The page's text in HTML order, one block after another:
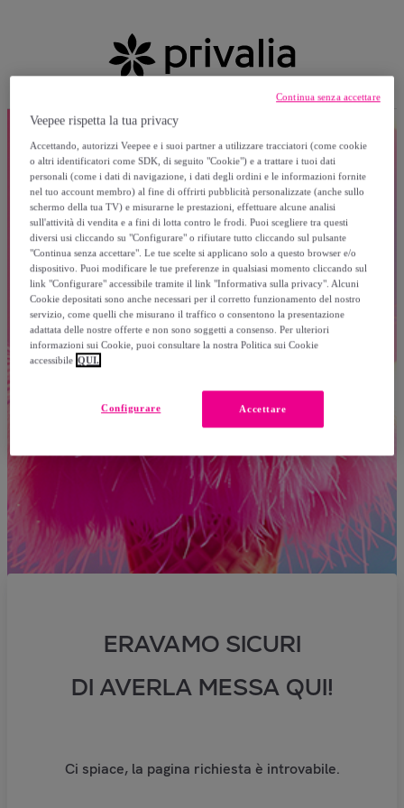
ERAVAMO SICURI
DI AVERLA MESSA QUI!
Ci spiace, la pagina richiesta è introvabile.
Veepee rispetta la tua privacy
Accettando, autorizzi Veepee e i suoi partner a utilizzare tracciatori (come cookie
o altri identificatori come SDK, di seguito "Cookie") e a trattare i tuoi dati
personali (come i dati di navigazione, i dati degli ordini e le informazioni fornite
nel tuo account membro) al fine di offrirti pubblicità personalizzate (anche sullo
schermo della tua TV) e misurarne le prestazioni, effettuare alcune analisi
sull'attività di vendita e a fini di lotta contro le frodi. Puoi scegliere tra questi
diversi usi cliccando su "Configurare" o rifiutare tutto cliccando sul pulsante
"Continua senza accettare". Le tue scelte si applicano solo a questo browser e/o
dispositivo. Puoi modificare le tue preferenze in qualsiasi momento cliccando sul
link "Configurare" accessibile tramite il link "Informativa sulla privacy". Alcuni
Cookie depositati sono anche necessari per il corretto funzionamento del nostro
servizio, come quelli che misurano il traffico o consentono la presentazione
adattata delle nostre offerte e non sono soggetti a consenso. Per ulteriori
informazioni sui Cookie, puoi consultare la nostra Politica sui Cookie
accessibile QUI.
Accettare
Configurare
Continua senza accettare